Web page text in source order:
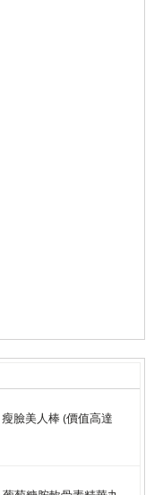
臉美人棒 (價值高達